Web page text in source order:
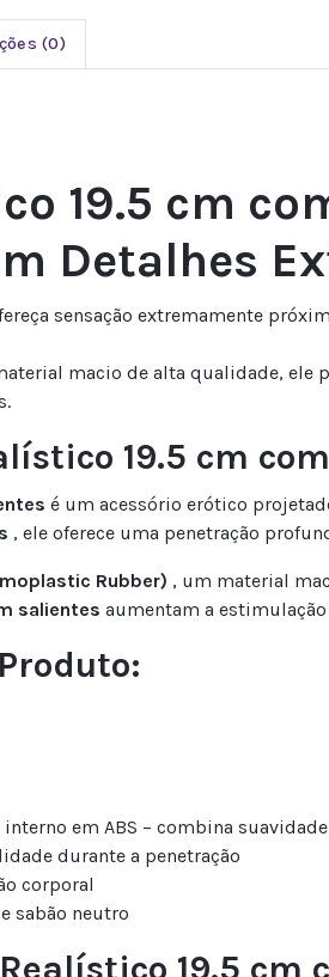
(0)
19.5 cm
Detalhes
sensação extremamente
macio de alta qualidade,
19.5 cm
é um acessório erótico
, ele oferece uma penetração
Rubber) , um material
salientes aumentam a
em ABS – combina
durante a penetração
corporal
sabão neutro